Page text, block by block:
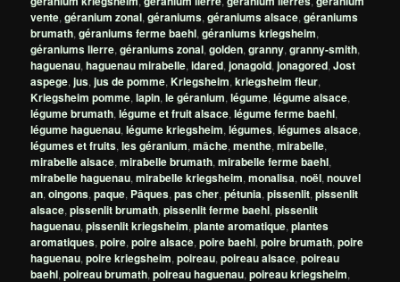
vente,géranium zonal,géraniums,géraniums alsace,géraniums
brumath,géraniums ferme baehl,géraniums kriegsheim,
géraniums lierre,géraniums zonal,golden,granny,granny-smith,
haguenau,haguenau mirabelle,idared,jonagold,jonagored,Jost
aspege,jus,jus de pomme,Kriegsheim,kriegsheim fleur,
Kriegsheim pomme,lapin,le géranium,légume,légume alsace,
légume brumath,légume et fruit alsace,légume ferme baehl,
légume haguenau,légume kriegsheim,légumes,légumes alsace,
légumes et fruits,les géranium,mâche,menthe,mirabelle,
mirabelle alsace,mirabelle brumath,mirabelle ferme baehl,
mirabelle haguenau,mirabelle kriegsheim,monalisa,noël,nouvel
an,oingons,paque, Pâques,pas cher,pétunia,pissenlit,pissenlit
alsace,pissenlit brumath,pissenlit ferme baehl,pissenlit
haguenau,pissenlit kriegsheim,plante aromatique,plantes
aromatiques,poire,poire alsace,poire baehl,poire brumath,poire
haguenau,poire kriegsheim,poireau,poireau alsace,poireau
baehl,poireau brumath,poireau haguenau,poireau kriegsheim,